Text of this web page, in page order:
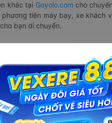
khác tại Goyolo.com cho
tiện máy bay, xe
bạn di chuyển.
Ứng dụng
Vexere -
cao, 5000+
vụ thuê xe